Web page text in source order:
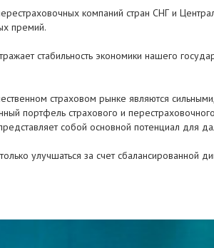
компаний стран СНГ и
премий.
стабильность экономики нашего
страховом рынке являются
портфель страхового и
собой основной потенциал для
улучшаться за счет сбалансированной